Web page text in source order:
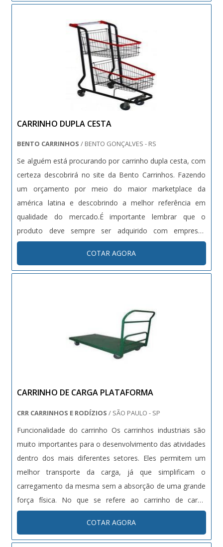
CARRINHO DUPLA CESTA
BENTO CARRINHOS / BENTO GONÇALVES - RS
Se alguém está procurando por carrinho dupla cesta, com
certeza descobrirá no site da Bento Carrinhos. Fazendo
um orçamento por meio do maior marketplace da
américa latina e descobrindo a melhor referência em
qualidade do mercado.É importante lembrar que o
produto deve sempre ser adquirido com empresas
especializadas no segmento. Esse tipo de cuidado ajuda a
garantir a qualidade e durabilidade dos materiais, além de
evitar prejuízos com substituições frequentes de produtos
INFORMAÇÕES SOBRE CARRINHO DUPLA CESTAQuem
pesquisa na internet por carrinho dupla cesta em uma
empresa em uma empresa inovadora, encontra na
internet a Bento Carrinhos. É possível encontrar carrinhos
foco em carrinho dupla cesta, é importante buscar uma
empresa que tenha produtos e serviços com ótima
qualidade e excelente custo-benefício, detalhes que
passam despercebidos e podem gerar prejuízo futuros
para os clientes.Existem muitas formas diferentes de
demonstrar conhecimento e autoridade em sua área de
atuação. Por que a Bento Carrinhos é destaque quando
pesquisar por carrinho dupla cesta: Comprometida com
os serviços; Responsável; Altamente qualificada;
Inovadora; Segura. GARANTIA DE QUALIDADE
COMPROVADANa Bento Carrinhos existem as melhores
COTAR AGORA
CARRINHO DE CARGA PLATAFORMA
CRR CARRINHOS E RODÍZIOS / SÃO PAULO - SP
Funcionalidade do carrinho Os carrinhos industriais são
muito importantes para o desenvolvimento das atividades
dentro dos mais diferentes setores. Eles permitem um
melhor transporte da carga, já que simplificam o
carregamento da mesma sem a absorção de uma grande
força física. No que se refere ao carrinho de carga
plataforma, seja esta de madeira, chapa ou qualquer
outro material resistente, a plataforma permite o
transporte de várias embalage....
COTAR AGORA